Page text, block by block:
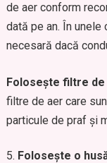
de aer conform
dată pe an. În
necesară dacă
Folosește filtre
filtre de aer care
particule de praf și
Folosește o